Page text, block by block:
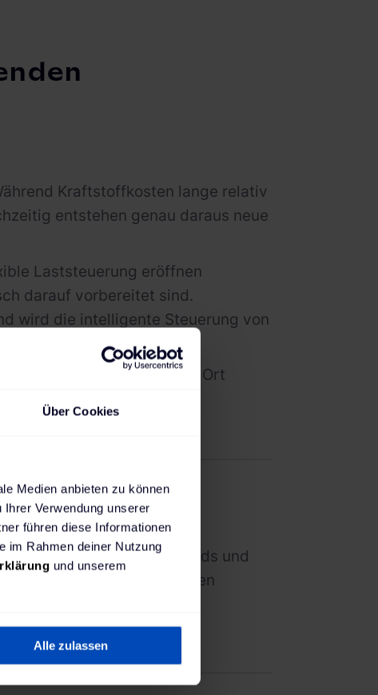
Über Cookies
Medien anbieten zu können
Verwendung unserer
führen diese Informationen
im Rahmen deiner Nutzung
und unserem
Alle zulassen
Kraftstoffkosten lange relativ
entstehen genau daraus neue
Laststeuerung eröffnen
darauf vorbereitet sind.
wird die intelligente Steuerung von
Anforderungen.
und Anforderungen vor Ort
2026 werden
unsere Experten die Trends und
im Jahr 2026 beeinflussen